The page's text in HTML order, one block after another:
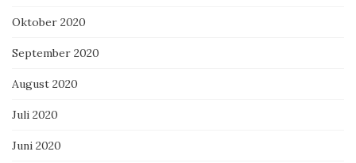
Oktober 2020
September 2020
August 2020
Juli 2020
Juni 2020